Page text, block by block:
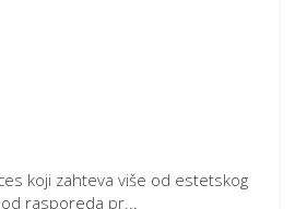
koji zahteva više od estetskog
od rasporeda pr...